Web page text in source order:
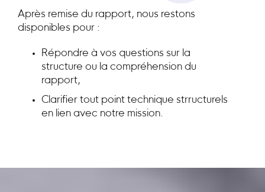
Après remise du rapport, nous restons
disponibles pour :
Répondre à vos questions sur la
structure ou la compréhension du
rapport,
Clarifier tout point technique strructurels
en lien avec notre mission.